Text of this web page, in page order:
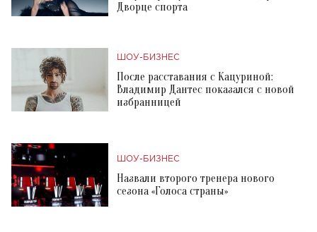
Дворце спорта
ШОУ-БИЗНЕС
После расставания с Кацуриной:
Владимир Дантес показался с новой
избранницей
ШОУ-БИЗНЕС
Назвали второго тренера нового
сезона «Голоса страны»